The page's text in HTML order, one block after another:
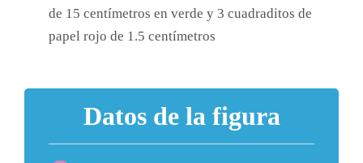
de 15 centímetros en verde y 3 cuadraditos de
papel rojo de 1.5 centímetros
Datos de la figura